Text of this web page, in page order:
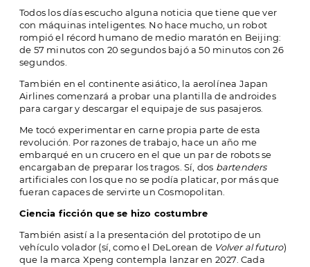
Todos los días escucho alguna noticia que tiene que ver
con máquinas inteligentes. No hace mucho, un robot
rompió el récord humano de medio maratón en Beijing:
de 57 minutos con 20 segundos bajó a 50 minutos con 26
segundos.
También en el continente asiático, la aerolínea Japan
Airlines comenzará a probar una plantilla de androides
para cargar y descargar el equipaje de sus pasajeros.
Me tocó experimentar en carne propia parte de esta
revolución. Por razones de trabajo, hace un año me
embarqué en un crucero en el que un par de robots se
encargaban de preparar los tragos. Sí, dos bartenders
artificiales con los que no se podía platicar, por más que
fueran capaces de servirte un Cosmopolitan.
Ciencia ficción que se hizo costumbre
También asistí a la presentación del prototipo de un
vehículo volador (sí, como el DeLorean de Volver al futuro)
que la marca Xpeng contempla lanzar en 2027. Cada